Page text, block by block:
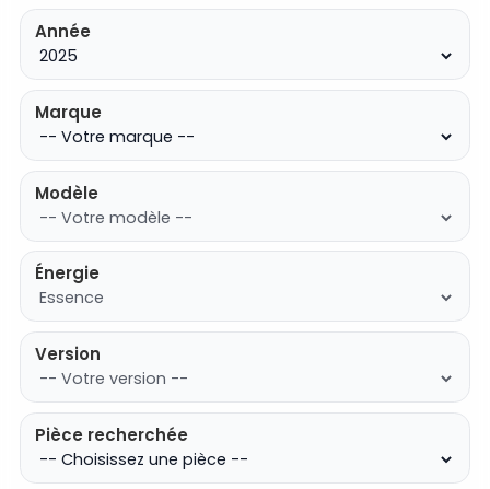
Année
Marque
Modèle
Énergie
Version
Pièce recherchée